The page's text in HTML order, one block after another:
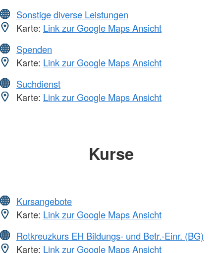
Sonstige diverse Leistungen
Karte: Link zur Google Maps Ansicht
Spenden
Karte: Link zur Google Maps Ansicht
Suchdienst
Karte: Link zur Google Maps Ansicht
Kurse
Kursangebote
Karte: Link zur Google Maps Ansicht
Rotkreuzkurs EH Bildungs- und Betr.-Einr. (BG)
Karte: Link zur Google Maps Ansicht